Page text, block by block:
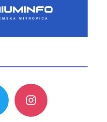
instagram